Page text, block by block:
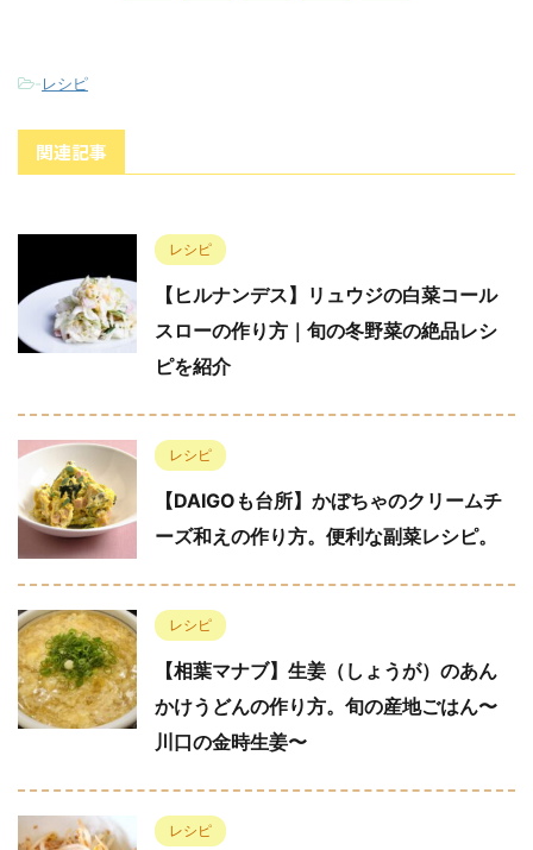
-レシピ
関連記事
レシピ
【ヒルナンデス】リュウジの白菜コール
スローの作り方｜旬の冬野菜の絶品レシ
ピを紹介
レシピ
【DAIGOも台所】かぼちゃのクリームチ
ーズ和えの作り方。便利な副菜レシピ。
レシピ
【相葉マナブ】生姜（しょうが）のあん
かけうどんの作り方。旬の産地ごはん〜
川口の金時生姜〜
レシピ